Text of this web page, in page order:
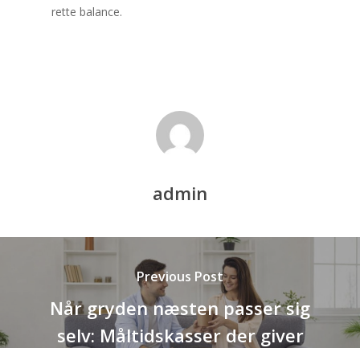
rette balance.
admin
Previous Post
Når gryden næsten passer sig
selv: Måltidskasser der giver